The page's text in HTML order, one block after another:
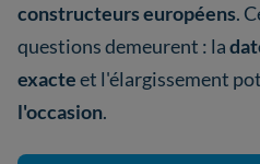
constructeurs européens.
questions demeurent : la
exacteet l'élargissement
l'occasion.